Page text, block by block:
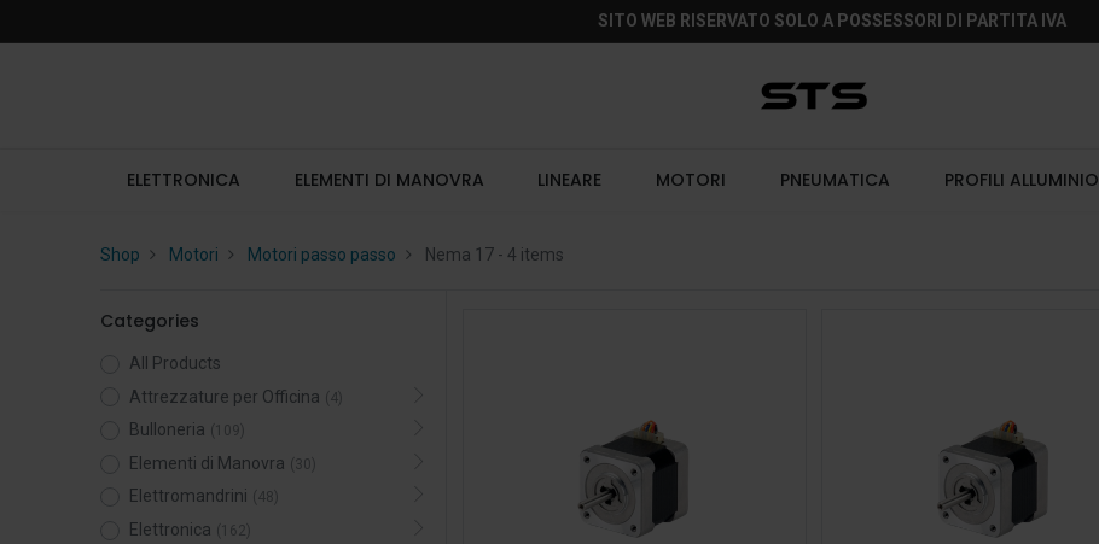
SITO WEB RISERVATO SOLO A POSSESSORI DI PARTITA IVA
ELETTRONICA ELEMENTI DI MANOVRA LINEARE MOTORI PNEUMATICA PROFILI ALLUMINIO
Shop Motori Motori passo passo Nema 17- 4 items
Categories
All Products
Attrezzature per Officina (4)
Bulloneria (109)
Elementi di Manovra (30)
Elettromandrini (48)
Elettronica (162)